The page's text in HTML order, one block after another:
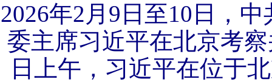
2026年2月9日至10日，
委主席习近平在北京考
日上午，习近平在位于